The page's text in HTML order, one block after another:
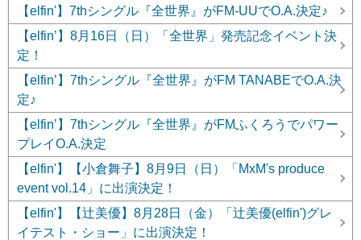
【elfin'】7thシングル『全世界』がFM-UUでO.A.決定♪
【elfin’】8月16日（日）「全世界」発売記念イベント決
定！
【elfin’】7thシングル『全世界』がFM TANABEでO.A.決
定♪
【elfin’】7thシングル『全世界』がFMふくろうでパワー
プレイO.A.決定
【elfin'】【小倉舞子】8月9日（日）「MxM's produce
event vol.14」に出演決定！
【elfin'】【辻美優】8月28日（金）「辻美優(elfin')グレ
イテスト・ショー」に出演決定！